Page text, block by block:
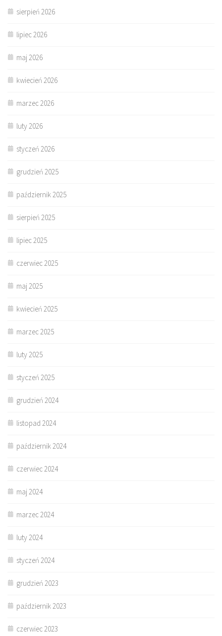
sierpień 2026
lipiec 2026
maj 2026
kwiecień 2026
marzec 2026
luty 2026
styczeń 2026
grudzień 2025
październik 2025
sierpień 2025
lipiec 2025
czerwiec 2025
maj 2025
kwiecień 2025
marzec 2025
luty 2025
styczeń 2025
grudzień 2024
listopad 2024
październik 2024
czerwiec 2024
maj 2024
marzec 2024
luty 2024
styczeń 2024
grudzień 2023
październik 2023
czerwiec 2023